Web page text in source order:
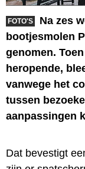
FOTO'S
Na zes
bootjesmolen
genomen.
heropende,
vanwege het
tussen
aanpassingen
Dat bevestigt